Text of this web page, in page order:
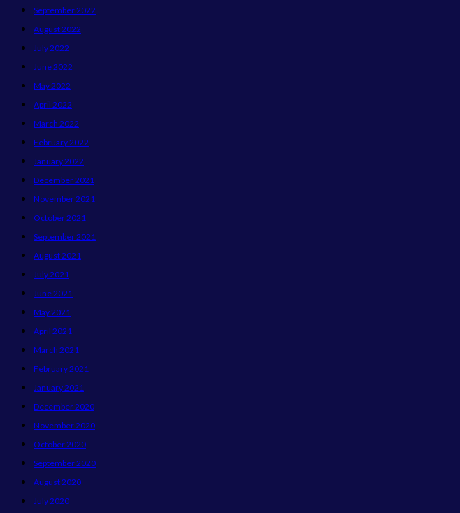
September 2022
August 2022
July 2022
June 2022
May 2022
April 2022
March 2022
February 2022
January 2022
December 2021
November 2021
October 2021
September 2021
August 2021
July 2021
June 2021
May 2021
April 2021
March 2021
February 2021
January 2021
December 2020
November 2020
October 2020
September 2020
August 2020
July 2020